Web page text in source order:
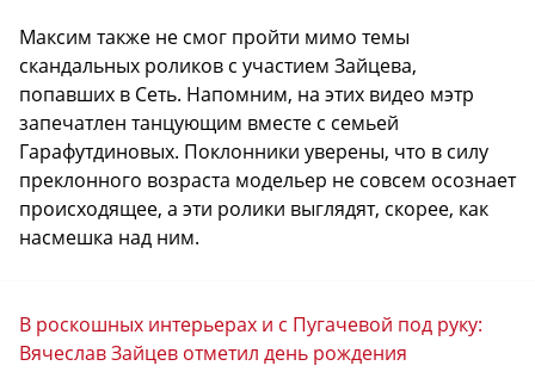
Максим также не смог пройти мимо темы
скандальных роликов с участием Зайцева,
попавших в Сеть. Напомним, на этих видео мэтр
запечатлен танцующим вместе с семьей
Гарафутдиновых. Поклонники уверены, что в силу
преклонного возраста модельер не совсем осознает
происходящее, а эти ролики выглядят, скорее, как
насмешка над ним.
В роскошных интерьерах и с Пугачевой под руку:
Вячеслав Зайцев отметил день рождения